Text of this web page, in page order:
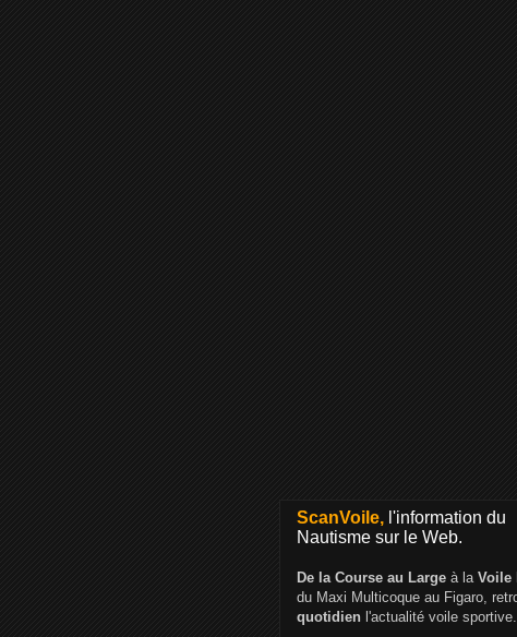
ScanVoile, l'information du
Nautisme sur le Web.
De la Course au Large à la Voile
du Maxi Multicoque au Figaro,
quotidien l'actualité voile sportive.